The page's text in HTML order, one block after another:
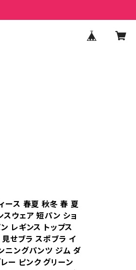
ース 春夏 秋冬 春 夏
ウェア 短パン ショ
レギンス トップス
せブラ スポブラ イ
ニングパンツ ジム ダ
ー ピンク グリーン